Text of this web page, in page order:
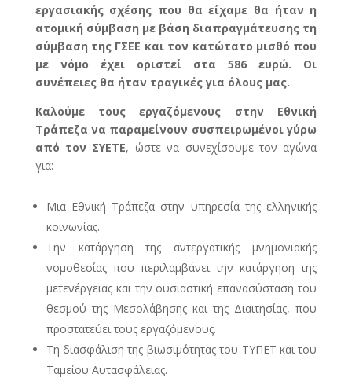
εργασιακής σχέσης που θα είχαμε θα ήταν η
ατομική σύμβαση με βάση διαπραγμάτευσης τη
σύμβαση της ΓΣΕΕ και τον κατώτατο μισθό που
με νόμο έχει οριστεί στα 586 ευρώ. Οι
συνέπειες θα ήταν τραγικές για όλους μας.
Καλούμε τους εργαζόμενους στην Εθνική
Τράπεζα να παραμείνουν συσπειρωμένοι γύρω
από τον ΣΥΕΤΕ, ώστε να συνεχίσουμε τον αγώνα
για:
Μια Εθνική Τράπεζα στην υπηρεσία της ελληνικής
κοινωνίας.
Την κατάργηση της αντεργατικής μνημονιακής
νομοθεσίας που περιλαμβάνει την κατάργηση της
μετενέργειας και την ουσιαστική επανασύσταση του
θεσμού της Μεσολάβησης και της Διαιτησίας, που
προστατεύει τους εργαζόμενους.
Τη διασφάλιση της βιωσιμότητας του ΤΥΠΕΤ και του
Ταμείου Αυτασφάλειας.